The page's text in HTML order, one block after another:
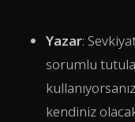
Yazar:
sorumlu
kendiniz